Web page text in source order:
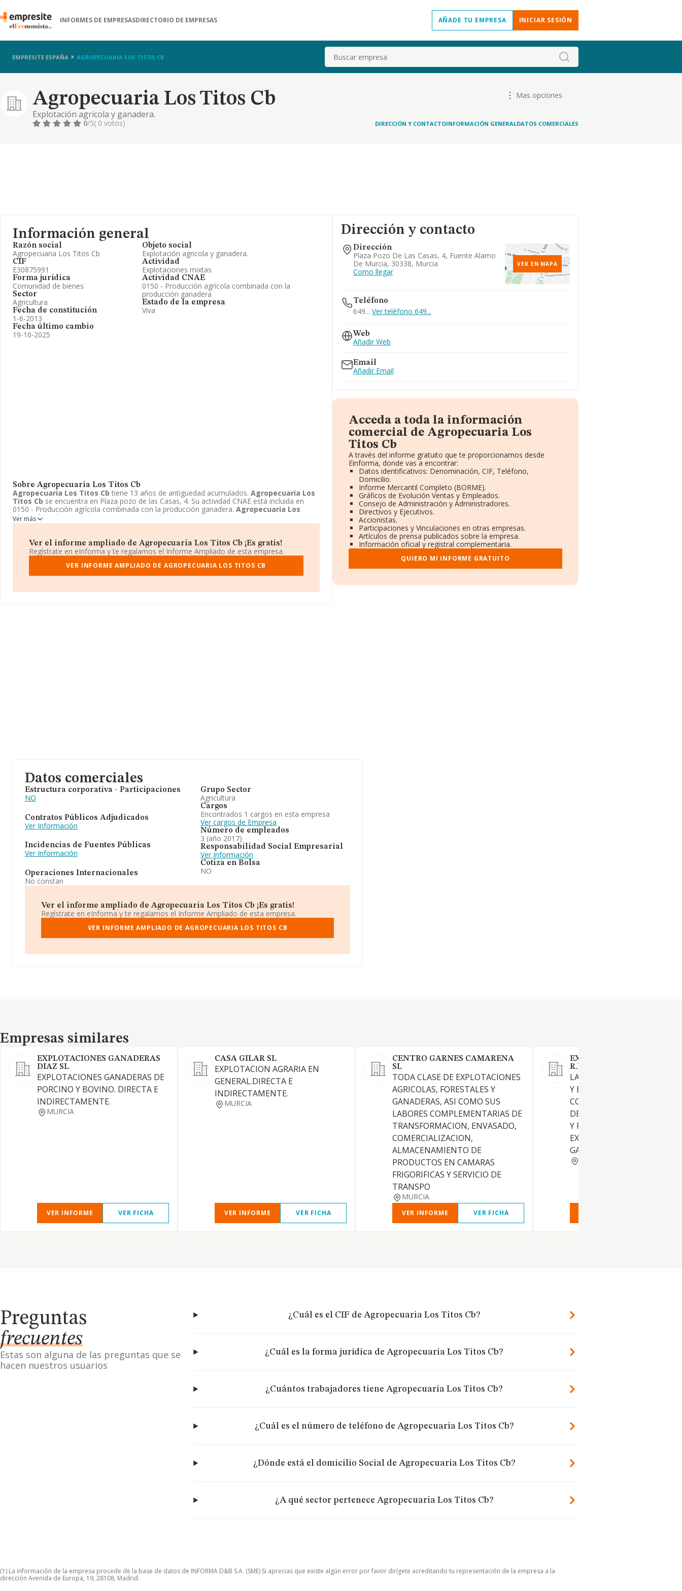
INFORMES DE EMPRESASDIRECTORIO DE EMPRESAS AÑADE TU EMPRESA INICIAR SESIÓN
EMPRESITE ESPAÑA AGROPECUARIA LOS TITOS CB Buscar
Agropecuaria Los Titos Cb
Explotación agricola y ganadera.
Mas opciones
0/5( 0 votos) DIRECCIÓN Y CONTACTOINFORMACIÓN GENERALDATOS COMERCIALES
Información general
Razón social
Agropecuaria Los Titos Cb
CIF
E30875991
Forma jurídica
Comunidad de bienes
Sector
Agricultura
Fecha de constitución
1-6-2013
Fecha último cambio
19-10-2025
Objeto social
Explotación agricola y ganadera.
Actividad
Explotaciones mixtas
Actividad CNAE
0150 - Producción agrícola combinada con la
producción ganadera
Estado de la empresa
Viva
Sobre Agropecuaria Los Titos Cb
Agropecuaria Los Titos Cb tiene 13 años de antigüedad acumulados. Agropecuaria Los
Titos Cb se encuentra en Plaza pozo de las Casas, 4. Su actividad CNAE está incluida en
0150 - Producción agrícola combinada con la producción ganadera. Agropecuaria Los
Titos Cb está registrada como Comunidad de bienes.
Ver más
Ver el informe ampliado de Agropecuaria Los Titos Cb ¡Es gratis!
Regístrate en eInforma y te regalamos el Informe Ampliado de esta empresa.
VER INFORME AMPLIADO DE AGROPECUARIA LOS TITOS CB
Dirección y contacto
Dirección
Plaza Pozo De Las Casas, 4, Fuente Alamo
De Murcia, 30338, Murcia
Como llegar
VER EN MAPA
Teléfono
649... Ver teléfono 649...
Web
Añadir Web
Email
Añadir Email
Acceda a toda la información
comercial de Agropecuaria Los
Titos Cb
A través del informe gratuito que te proporcionamos desde
Einforma, donde vas a encontrar:
Datos identificativos: Denominación, CIF, Teléfono,
Domicilio.
Informe Mercantil Completo (BORME).
Gráficos de Evolución Ventas y Empleados.
Consejo de Administración y Administradores.
Directivos y Ejecutivos.
Accionistas.
Participaciones y Vinculaciones en otras empresas.
Artículos de prensa publicados sobre la empresa.
Información oficial y registral complementaria.
QUIERO MI INFORME GRATUITO
Datos comerciales
Estructura corporativa - Participaciones
NO
Contratos Públicos Adjudicados
Ver Información
Incidencias de Fuentes Públicas
Ver Información
Operaciones Internacionales
No constan
Grupo Sector
Agricultura
Cargos
Encontrados 1 cargos en esta empresa
Ver cargos de Empresa
Número de empleados
3 (año 2017)
Responsabilidad Social Empresarial
Ver Información
Cotiza en Bolsa
NO
Ver el informe ampliado de Agropecuaria Los Titos Cb ¡Es gratis!
Regístrate en eInforma y te regalamos el Informe Ampliado de esta empresa.
VER INFORME AMPLIADO DE AGROPECUARIA LOS TITOS CB
Empresas similares
Empresas similares
EXPLOTACIONES GANADERAS
DIAZ SL
EXPLOTACIONES GANADERAS DE
PORCINO Y BOVINO. DIRECTA E
INDIRECTAMENTE.
MURCIA
VER INFORME VER FICHA
CASA GILAR SL
EXPLOTACION AGRARIA EN
GENERAL.DIRECTA E
INDIRECTAMENTE.
MURCIA
VER INFORME VER FICHA
CENTRO GARNES CAMARENA
SL
TODA CLASE DE EXPLOTACIONES
AGRICOLAS, FORESTALES Y
GANADERAS, ASI COMO SUS
LABORES COMPLEMENTARIAS DE
TRANSFORMACION, ENVASADO,
COMERCIALIZACION,
ALMACENAMIENTO DE
PRODUCTOS EN CAMARAS
FRIGORIFICAS Y SERVICIO DE
TRANSPO
MURCIA
VER INFORME VER FICHA
EXPLOTACIONES
R.BERMEJO SL.
LA COMPRAVENTA DE
Y BIENES INMUEBLES,
CONSTRUCCION Y
DE TODO TIPO DE
Y REALIZACION DE
EXPLOTACIONES AGRICOLAS
GANADERAS.
Preguntas
frecuentes
Estas son alguna de las preguntas que se
hacen nuestros usuarios
¿Cuál es el CIF de Agropecuaria Los Titos Cb?
¿Cuál es la forma jurídica de Agropecuaria Los Titos Cb?
¿Cuántos trabajadores tiene Agropecuaria Los Titos Cb?
¿Cuál es el número de teléfono de Agropecuaria Los Titos Cb?
¿Dónde está el domicilio Social de Agropecuaria Los Titos Cb?
¿A qué sector pertenece Agropecuaria Los Titos Cb?
(1) La información de la empresa procede de la base de datos de INFORMA D&B S.A. (SME) Si aprecias que existe algún error por favor dirígete acreditando tu representación de la empresa a la
dirección Avenida de Europa, 19, 28108, Madrid.